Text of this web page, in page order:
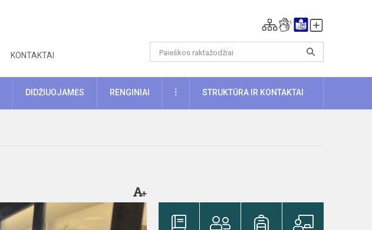
KONTAKTAI
DIDŽIUOJAMĖS RENGINIAI DAUGIAUSTRUKTŪRA IR KONTAKTAI